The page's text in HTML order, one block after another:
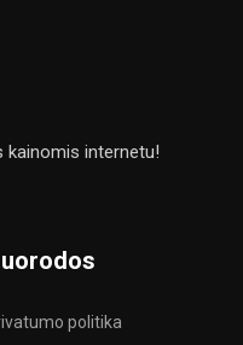
kainomis internetu!
politika